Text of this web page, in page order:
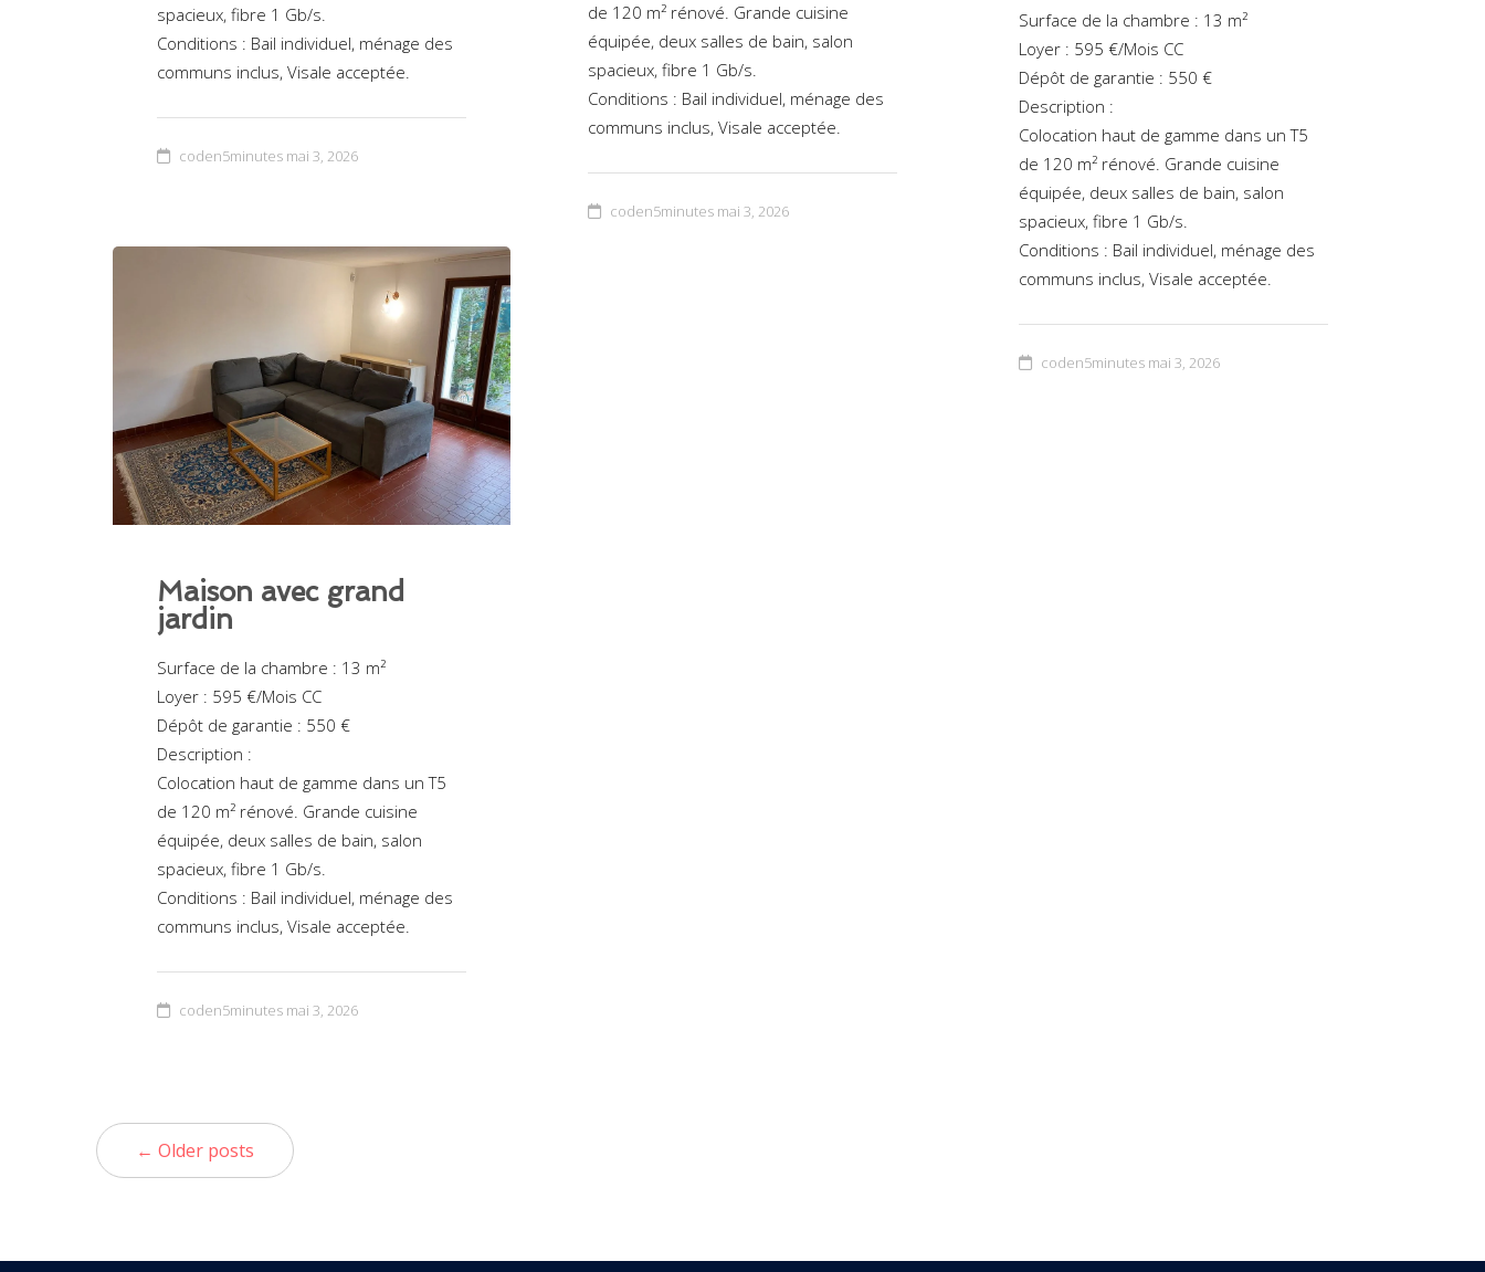
spacieux, fibre 1 Gb/s.
Conditions : Bail individuel, ménage des
communs inclus, Visale acceptée.
coden5minutes mai 3, 2026
Surface de la chambre : 13 m²
Loyer : 595 €/Mois CC
Dépôt de garantie : 550 €
Description :
Colocation haut de gamme dans un T5
de 120 m² rénové. Grande cuisine
équipée, deux salles de bain, salon
spacieux, fibre 1 Gb/s.
Conditions : Bail individuel, ménage des
communs inclus, Visale acceptée.
coden5minutes mai 3, 2026
de 120 m² rénové. Grande cuisine
équipée, deux salles de bain, salon
spacieux, fibre 1 Gb/s.
Conditions : Bail individuel, ménage des
communs inclus, Visale acceptée.
coden5minutes mai 3, 2026
Maison avec grand
jardin
Surface de la chambre : 13 m²
Loyer : 595 €/Mois CC
Dépôt de garantie : 550 €
Description :
Colocation haut de gamme dans un T5
de 120 m² rénové. Grande cuisine
équipée, deux salles de bain, salon
spacieux, fibre 1 Gb/s.
Conditions : Bail individuel, ménage des
communs inclus, Visale acceptée.
coden5minutes mai 3, 2026
← Older posts